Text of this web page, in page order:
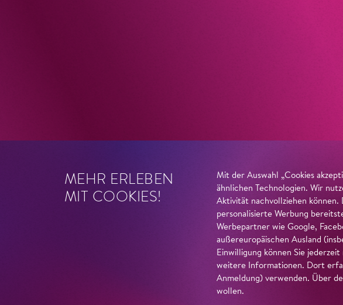
MEHR ERLEBEN
MIT COOKIES!
Mit der Auswahl „Cookies
ähnlichen Technologien. Wir
Aktivität nachvollziehen können.
personalisierte Werbung
Werbepartner wie Google,
außereuropäischen Ausland
Einwilligung können Sie
weitere Informationen. Dort
Anmeldung) verwenden. Über
wollen.